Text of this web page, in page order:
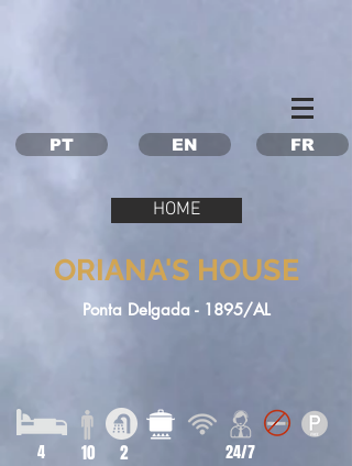
PT EN FR
HOME
ORIANA'S HOUSE
Ponta Delgada - 1895/AL
4 10 2 24/7